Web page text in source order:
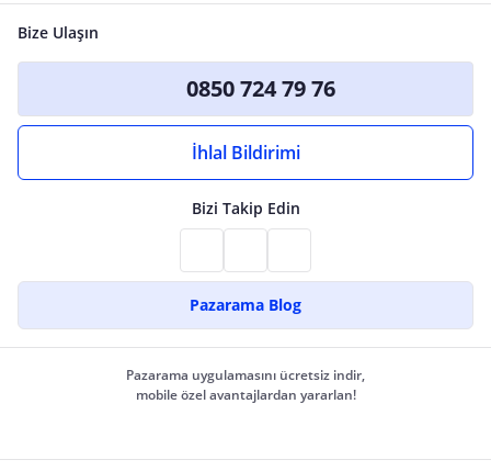
Bize Ulaşın
0850 724 79 76
İhlal Bildirimi
Bizi Takip Edin
Pazarama Blog
Pazarama uygulamasını ücretsiz indir,
mobile özel avantajlardan yararlan!